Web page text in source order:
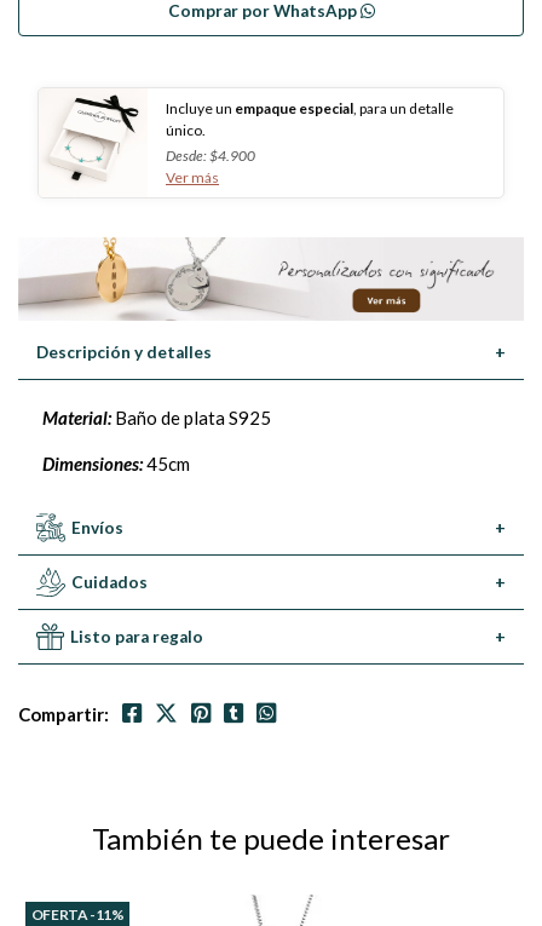
Comprar por WhatsApp
Incluye un empaque especial , para un detalle
único.
Desde: $4.900
Ver más
Descripción y detalles +
Material:Baño de plata S925
Dimensiones:45cm
Envíos +
Cuidados +
Listo para regalo +
Compartir:
También te puede interesar
OFERTA -11%